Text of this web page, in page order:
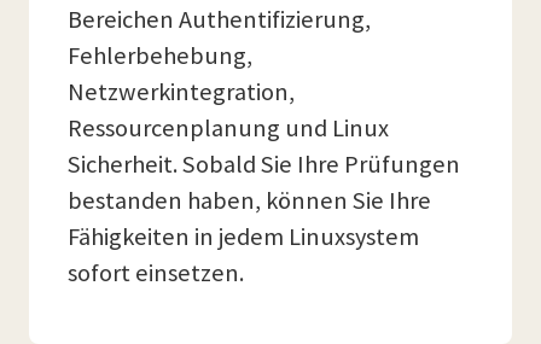
Bereichen Authentifizierung,
Fehlerbehebung,
Netzwerkintegration,
Ressourcenplanung und Linux
Sicherheit. Sobald Sie Ihre Prüfungen
bestanden haben, können Sie Ihre
Fähigkeiten in jedem Linuxsystem
sofort einsetzen.